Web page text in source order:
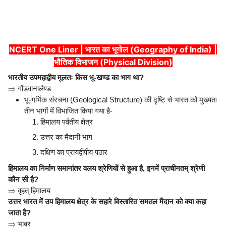
NCERT One Liner | भारत का भूगोल (Geography of India) |
भौतिक विभाजन (Physical Division)
भारतीय उपमहाद्वीय मूलतः किस भू-खण्ड का भाग था?
⇒ गोंडवानालैण्ड
भू-गर्भिक संरचना (Geological Structure) की दृष्टि से भारत को मुख्यतः
तीन भागों में विभाजित किया गया है-
हिमालय पर्वतीय क्षेत्र
उत्तर का मैदानी भाग
दक्षिण का प्रायद्वीपीय पठार
हिमालय का निर्माण समानांतर वलय श्रेणियों से हुआ है, इनमें प्राचीनतम् श्रेणी
कौन सी है?
⇒ वृहत् हिमालय
उत्तर भारत में उप हिमालय क्षेत्र के सहारे विस्तारित समतल मैदान को क्या कहा
जाता है?
⇒ भाबर